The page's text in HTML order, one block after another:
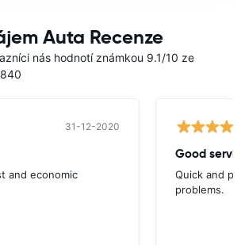
Auta Recenze
nás hodnotí známkou 9.1/10 ze
31-12-2020
and economic
Good
Quick and
problems.